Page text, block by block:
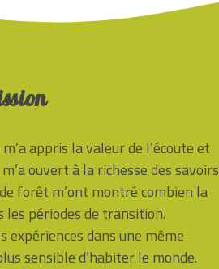
appris la valeur de l’écoute et
ouvert à la richesse des savoirs
forêt m’ont montré combien la
périodes de transition.
expériences dans une même
sensible d’habiter le monde.